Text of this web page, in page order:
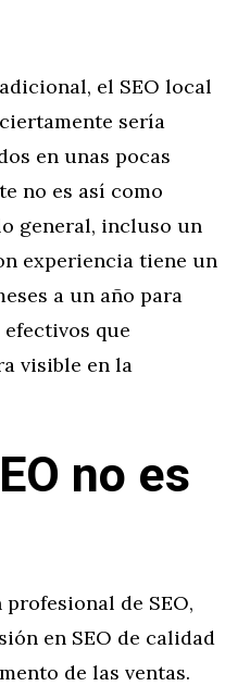
el SEO local
sería
en unas pocas
no es así como
general, incluso un
experiencia tiene un
a un año para
que
visible en la
no es
de SEO,
en SEO de calidad
de las ventas.